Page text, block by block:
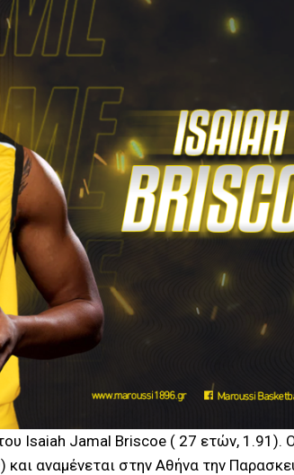
Isaiah Jamal Briscoe ( 27 ετών, 1.91).
αναμένεται στην Αθήνα την